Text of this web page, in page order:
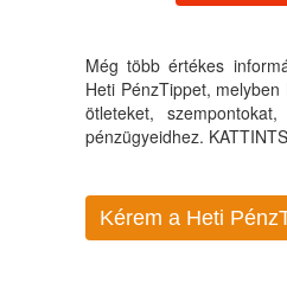
Még több értékes
Heti PénzTippet,
ötleteket,
pénzügyeidhez.
Kérem a Heti